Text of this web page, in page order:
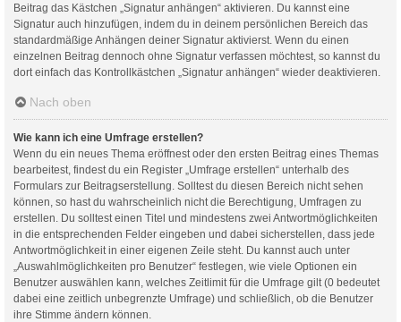
Beitrag das Kästchen „Signatur anhängen“ aktivieren. Du kannst eine
Signatur auch hinzufügen, indem du in deinem persönlichen Bereich das
standardmäßige Anhängen deiner Signatur aktivierst. Wenn du einen
einzelnen Beitrag dennoch ohne Signatur verfassen möchtest, so kannst du
dort einfach das Kontrollkästchen „Signatur anhängen“ wieder deaktivieren.
Nach oben
Wie kann ich eine Umfrage erstellen?
Wenn du ein neues Thema eröffnest oder den ersten Beitrag eines Themas
bearbeitest, findest du ein Register „Umfrage erstellen“ unterhalb des
Formulars zur Beitragserstellung. Solltest du diesen Bereich nicht sehen
können, so hast du wahrscheinlich nicht die Berechtigung, Umfragen zu
erstellen. Du solltest einen Titel und mindestens zwei Antwortmöglichkeiten
in die entsprechenden Felder eingeben und dabei sicherstellen, dass jede
Antwortmöglichkeit in einer eigenen Zeile steht. Du kannst auch unter
„Auswahlmöglichkeiten pro Benutzer“ festlegen, wie viele Optionen ein
Benutzer auswählen kann, welches Zeitlimit für die Umfrage gilt (0 bedeutet
dabei eine zeitlich unbegrenzte Umfrage) und schließlich, ob die Benutzer
ihre Stimme ändern können.